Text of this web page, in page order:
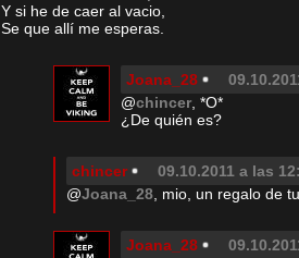
Y si he de caer al vacio,
Se que allí me esperas.
Joana_28
@chincer , *O*
¿De quién es?
chincer 09.10.2011 a las
@Joana_28 , mio, un regalo de
Joana_28